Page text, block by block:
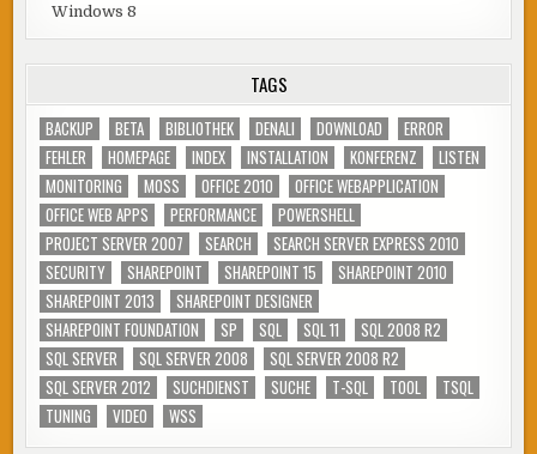
Windows 8
TAGS
BACKUP BETA BIBLIOTHEK DENALI DOWNLOAD
ERROR
FEHLER
HOMEPAGE INDEX INSTALLATION KONFERENZ
LISTEN
MONITORING
MOSS OFFICE 2010
OFFICE WEBAPPLICATION
OFFICE WEB APPS
PERFORMANCE
POWERSHELL
PROJECT SERVER 2007
SEARCH
SEARCH SERVER EXPRESS 2010
SECURITY
SHAREPOINT SHAREPOINT 15
SHAREPOINT 2010
SHAREPOINT 2013
SHAREPOINT DESIGNER
SHAREPOINT FOUNDATION
SP SQL SQL 11
SQL 2008 R2
SQL SERVER
SQL SERVER 2008
SQL SERVER 2008 R2
SQL SERVER 2012
SUCHDIENST SUCHE T-SQL TOOL
TSQL
TUNING
VIDEO WSS